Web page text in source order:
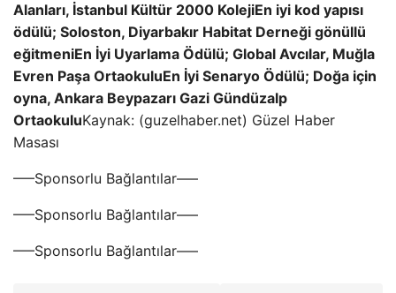
Alanları, İstanbul Kültür 2000 KolejiEn iyi kod yapısı
ödülü; Soloston, Diyarbakır Habitat Derneği gönüllü
eğitmeniEn İyi Uyarlama Ödülü; Global Avcılar, Muğla
Evren Paşa OrtaokuluEn İyi Senaryo Ödülü; Doğa için
oyna, Ankara Beypazarı Gazi Gündüzalp
OrtaokuluKaynak: (guzelhaber.net) Güzel Haber
Masası
—–Sponsorlu Bağlantılar—–
—–Sponsorlu Bağlantılar—–
—–Sponsorlu Bağlantılar—–